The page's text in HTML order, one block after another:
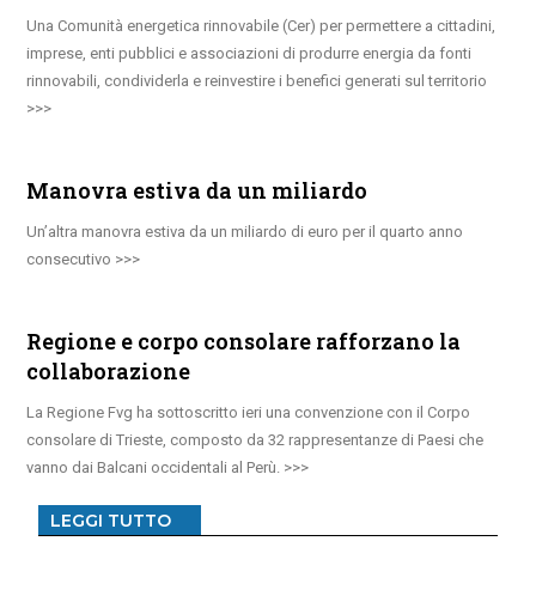
Una Comunità energetica rinnovabile (Cer) per permettere a cittadini,
imprese, enti pubblici e associazioni di produrre energia da fonti
rinnovabili, condividerla e reinvestire i benefici generati sul territorio
Manovra estiva da un miliardo
Un’altra manovra estiva da un miliardo di euro per il quarto anno
consecutivo
Regione e corpo consolare rafforzano la
collaborazione
La Regione Fvg ha sottoscritto ieri una convenzione con il Corpo
consolare di Trieste, composto da 32 rappresentanze di Paesi che
vanno dai Balcani occidentali al Perù.
LEGGI TUTTO